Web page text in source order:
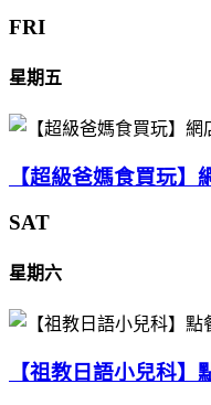
FRI
星期五
【超級爸媽食買玩
SAT
星期六
【祖教日語小兒科】